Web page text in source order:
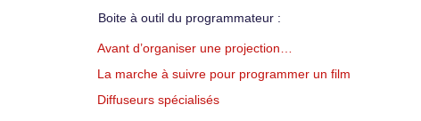
Boite à outil du programmateur :
Avant d’organiser une projection…
La marche à suivre pour programmer un film
Diffuseurs spécialisés